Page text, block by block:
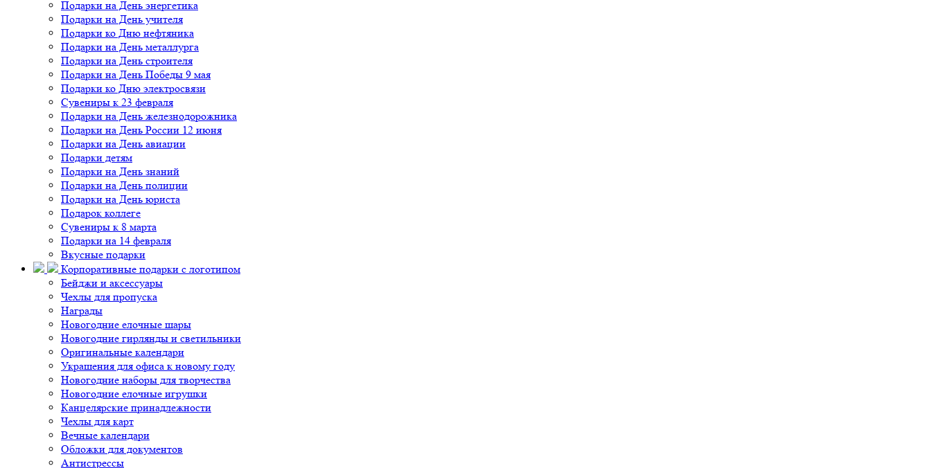
Подарки на День энергетика
Подарки на День учителя
Подарки ко Дню нефтяника
Подарки на День металлурга
Подарки на День строителя
Подарки на День Победы 9 мая
Подарки ко Дню электросвязи
Сувениры к 23 февраля
Подарки на День железнодорожника
Подарки на День России 12 июня
Подарки на День авиации
Подарки детям
Подарки на День знаний
Подарки на День полиции
Подарки на День юриста
Подарок коллеге
Сувениры к 8 марта
Подарки на 14 февраля
Вкусные подарки
Корпоративные подарки с логотипом
Бейджи и аксессуары
Чехлы для пропуска
Награды
Новогодние елочные шары
Новогодние гирлянды и светильники
Оригинальные календари
Украшения для офиса к новому году
Новогодние наборы для творчества
Новогодние елочные игрушки
Канцелярские принадлежности
Чехлы для карт
Вечные календари
Обложки для документов
Антистрессы